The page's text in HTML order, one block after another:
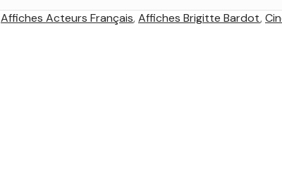
Affiches Acteurs Français, Affiches Brigitte Bardot,